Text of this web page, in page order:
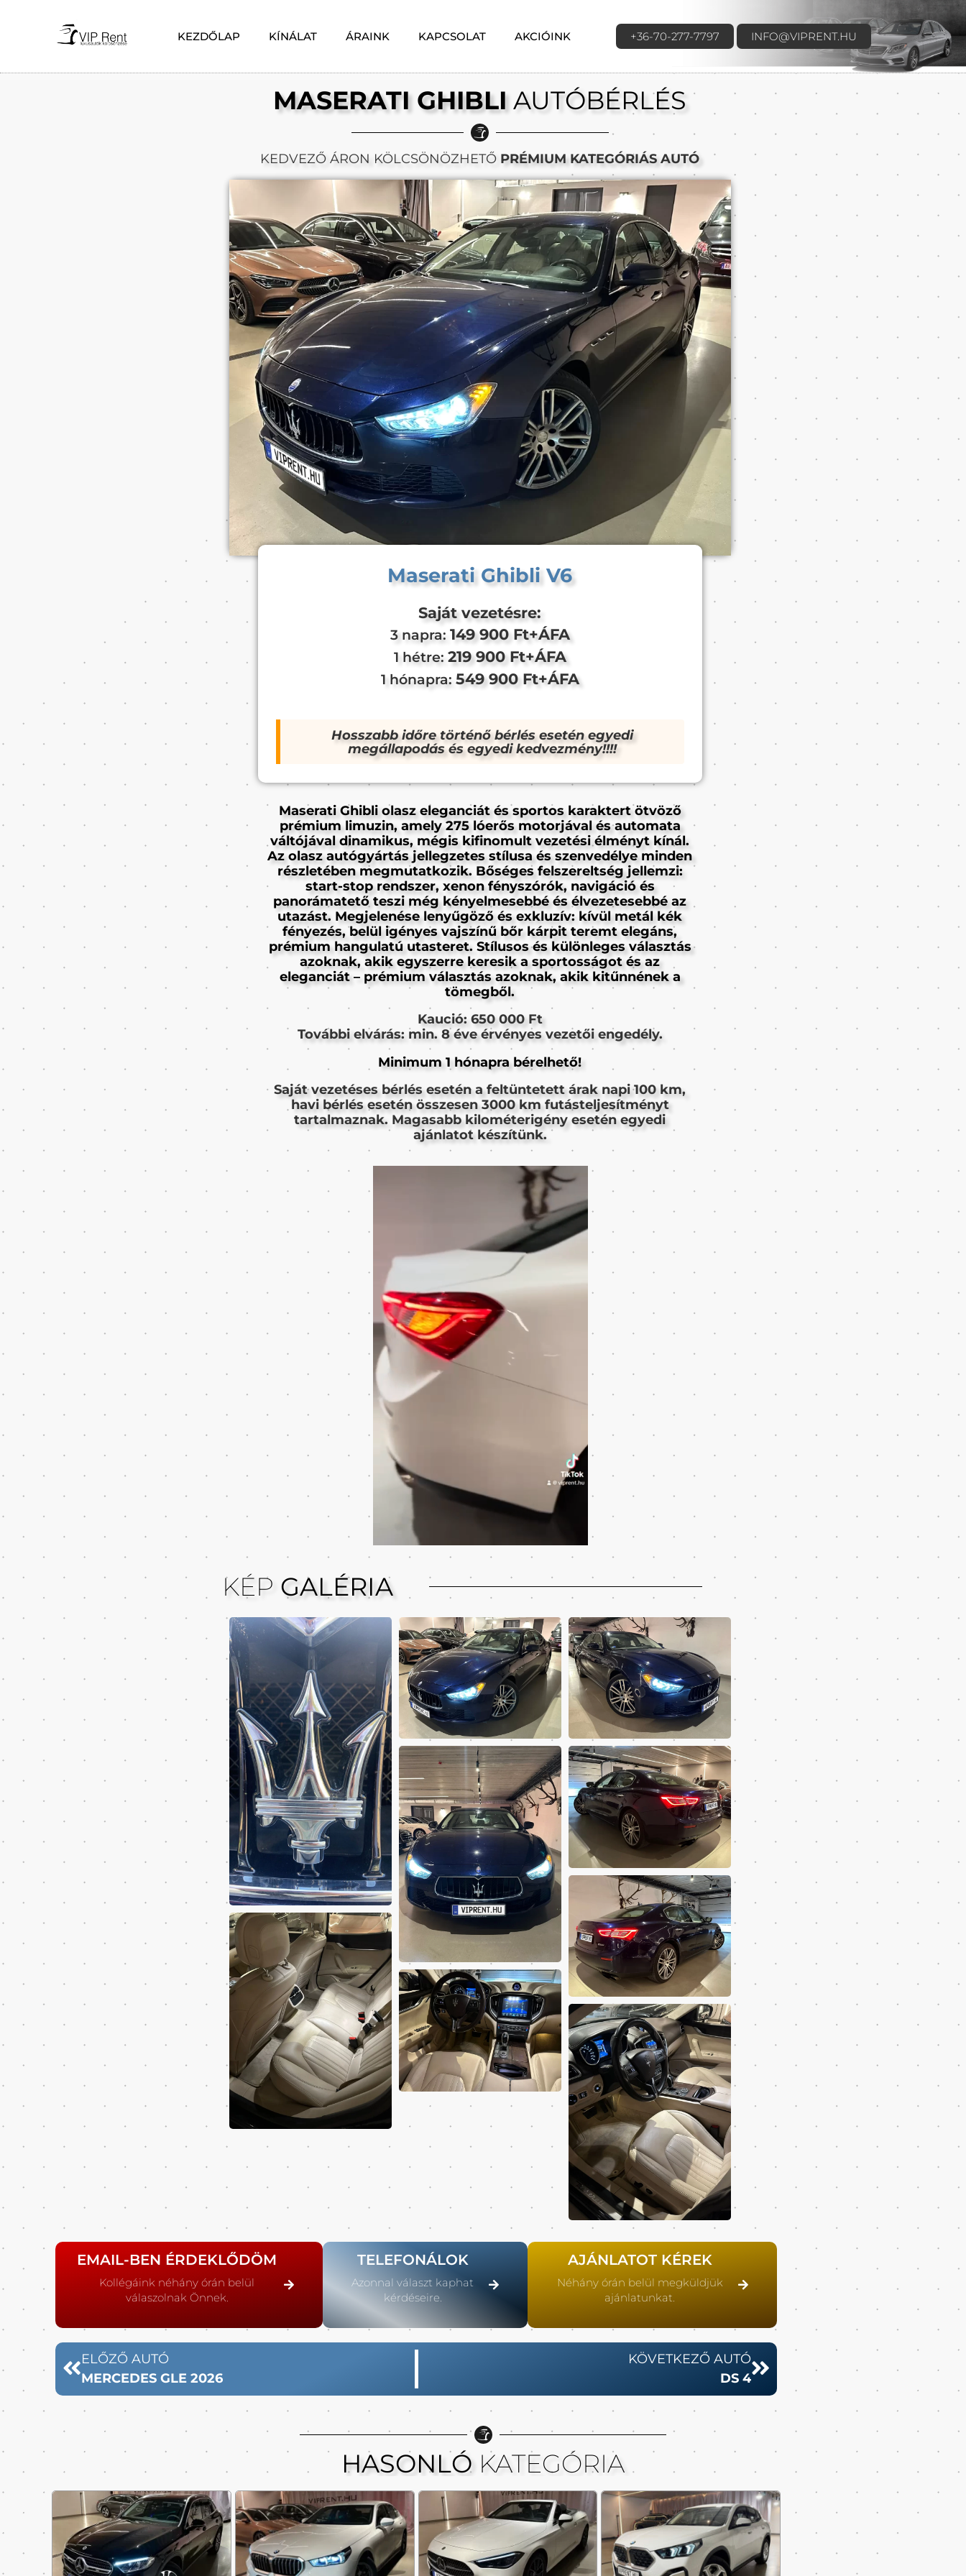
KEZDŐLAP KÍNÁLAT ÁRAINK KAPCSOLAT AKCIÓINK +36-70-277-7797 INFO@VIPRENT.HU
MASERATI GHIBLIAUTÓBÉRLÉS
KEDVEZŐ ÁRON KÖLCSÖNÖZHETŐ PRÉMIUM KATEGÓRIÁS AUTÓ
Maserati Ghibli V6
Saját vezetésre:
3 napra: 149 900 Ft+ÁFA
1 hétre: 219 900 Ft+ÁFA
1 hónapra: 549 900 Ft+ÁFA
Hosszabb időre történő bérlés esetén egyedi
megállapodás és egyedi kedvezmény!!!!
Maserati Ghibli olasz eleganciát és sportos karaktert ötvöző
prémium limuzin, amely 275 lóerős motorjával és automata
váltójával dinamikus, mégis kifinomult vezetési élményt kínál.
Az olasz autógyártás jellegzetes stílusa és szenvedélye minden
részletében megmutatkozik. Bőséges felszereltség jellemzi:
start-stop rendszer, xenon fényszórók, navigáció és
panorámatető teszi még kényelmesebbé és élvezetesebbé az
utazást. Megjelenése lenyűgöző és exkluzív: kívül metál kék
fényezés, belül igényes vajszínű bőr kárpit teremt elegáns,
prémium hangulatú utasteret. Stílusos és különleges választás
azoknak, akik egyszerre keresik a sportosságot és az
eleganciát – prémium választás azoknak, akik kitűnnének a
tömegből.
Kaució: 650 000 Ft
További elvárás: min. 8 éve érvényes vezetői engedély.
Minimum 1 hónapra bérelhető!
Saját vezetéses bérlés esetén a feltüntetett árak napi 100 km,
havi bérlés esetén összesen 3000 km futásteljesítményt
tartalmaznak. Magasabb kilométerigény esetén egyedi
ajánlatot készítünk.
KÉP GALÉRIA
EMAIL-BEN ÉRDEKLŐDÖM
Kollégáink néhány órán belül
válaszolnak Önnek.
TELEFONÁLOK
Azonnal választ kaphat
kérdéseire.
AJÁNLATOT KÉREK
Néhány órán belül megküldjük
ajánlatunkat.
ELŐZŐ AUTÓ
MERCEDES GLE 2026
KÖVETKEZŐ AUTÓ
DS 4
HASONLÓ KATEGÓRIA